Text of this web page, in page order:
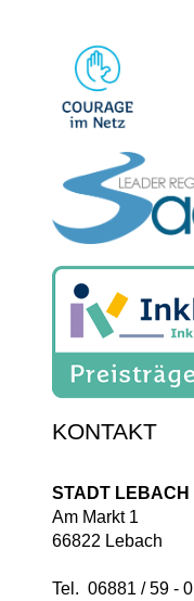
KONTAKT
STADT LEBACH
Am Markt 1
66822 Lebach
Tel. 06881 / 59 - 0